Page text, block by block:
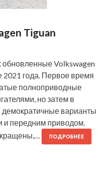
Tiguan
обновленные Volkswagen
2021 года. Первое время
полноприводные
но затем в
варианты
и передним приводом.
ПОДРОБНЕЕ